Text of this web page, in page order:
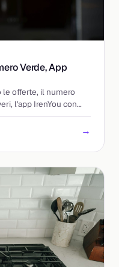
Verde, App
le offerte, il numero
l'app IrenYou con
Iren.
→